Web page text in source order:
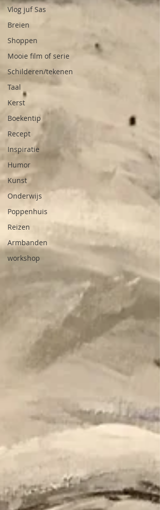
Vlog juf Sas
Breien
Shoppen
Mooie film of serie
Schilderen/tekenen
Taal
Kerst
Boekentip
Recept
Inspiratie
Humor
Kunst
Onderwijs
Poppenhuis
Reizen
Armbanden
workshop